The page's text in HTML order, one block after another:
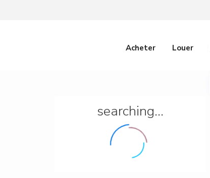
Acheter Louer
searching...